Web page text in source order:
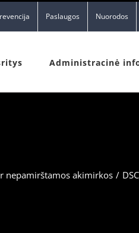
Paslaugos Nuorodos
Administracinė
nepamirštamos akimirkos /